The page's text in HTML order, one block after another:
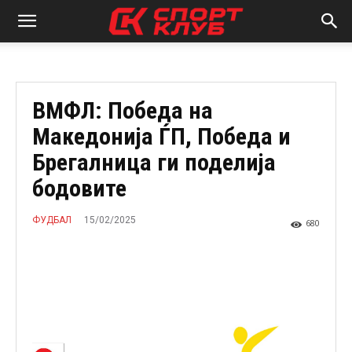
ВМФЛ: Победа на
Македонија ЃП, Победа и
Брегалница ги поделија
бодовите
ФУДБАЛ 15/02/2025 680